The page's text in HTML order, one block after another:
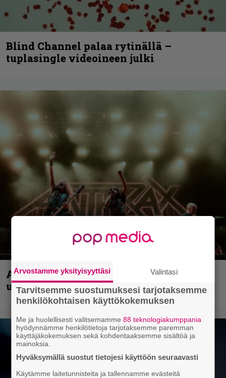
Blind Channel palaa rytinällä –
tuplasingle videoineen julki
Anthrax vie katsojat keikkatunnelmiin
uudella videollaan
Arvostamme yksityisyyttäsi Valintasi
Tarvitsemme suostumuksesi tarjotaksemme
henkilökohtaisen käyttökokemuksen
Me ja huolellisesti valitsemamme88 teknologiakumppania
hyödynnämme henkilötietoja tarjotaksemme paremman
käyttäjäkokemuksen sekä kohdentaaksemme sisältöä ja
mainoksia.
Hyväksymällä suostut tietojesi käyttöön seuraavasti
Käytämme laitetunnisteita ja tallennamme evästeitä